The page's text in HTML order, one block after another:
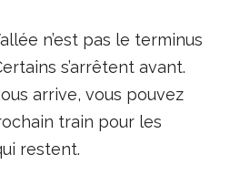
n’est pas le terminus
s’arrêtent avant.
arrive, vous pouvez
train pour les
restent.